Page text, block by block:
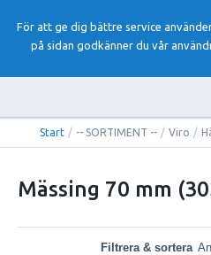
För att ge dig bättre service
på sidan godkänner du vår
Start / -- SORTIMENT -- / Viro /
Mässing 70 mm
Filtrera & sortera